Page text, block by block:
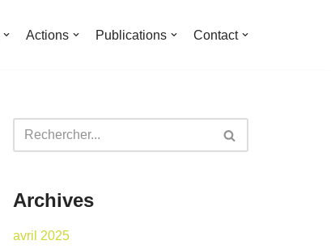
Actions Publications Contact
Archives
avril 2025